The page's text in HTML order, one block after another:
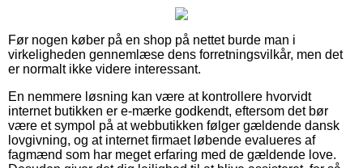
Før nogen køber på en shop på nettet burde man i
virkeligheden gennemlæse dens forretningsvilkår, men det
er normalt ikke videre interessant.
En nemmere løsning kan være at kontrollere hvorvidt
internet butikken er e-mærke godkendt, eftersom det bør
være et sympol på at webbutikken følger gældende dansk
lovgivning, og at internet firmaet løbende evalueres af
fagmænd som har meget erfaring med de gældende love.